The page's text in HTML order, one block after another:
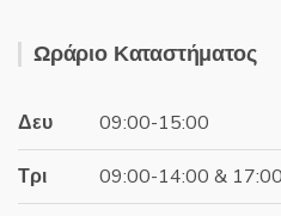
was: τιμή
Ωράριο Καταστήματος
Δευ 09:00-15:00
Τρι 09:00-14:00 &